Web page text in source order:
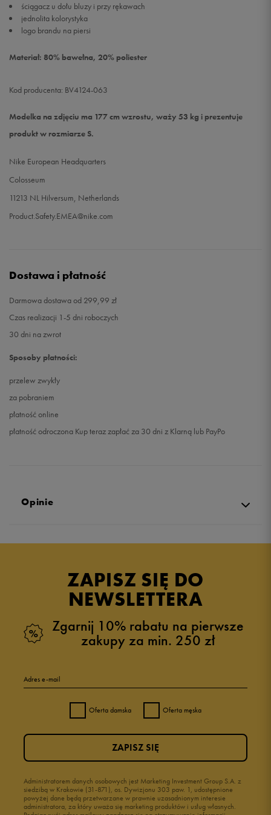
ściągacz u dołu bluzy i przy rękawach
jednolita kolorystyka
logo brandu na piersi
Materiał: 80% bawełna, 20% poliester
Kod producenta: BV4124-063
Modelka na zdjęciu ma 177 cm wzrostu, waży 53 kg i prezentuje
produkt w rozmiarze S.
Nike European Headquarters
Colosseum
11213 NL Hilversum, Netherlands
Product.Safety.EMEA@nike.com
Dostawa i płatność
Darmowa dostawa od 299,99 zł
Czas realizacji 1-5 dni roboczych
30 dni na zwrot
Sposoby płatności:
przelew zwykły
za pobraniem
płatność online
płatność odroczona Kup teraz zapłać za 30 dni z Klarną lub PayPo
Opinie
4.9
zebranych i zweryfikowanych przez
4 0%
1 2%
ZAPISZ SIĘ DO
NEWSLETTERA
Zgarnij 10% rabatu na pierwsze
zakupy za min. 250 zł
Adres e-mail
Oferta damska Oferta męska
Administratorem danych osobowych jest Marketing Investment Group S.A. z
siedzibą w Krakowie (31-871), os. Dywizjonu 303 paw. 1, udostępnione
powyżej dane będą przetwarzane w prawnie uzasadnionym interesie
administratora, za który uważa się marketing produktów i usług własnych.
ZAPISZ SIĘ